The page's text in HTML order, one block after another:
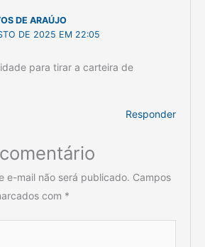
DE ARAÚJO
DE 2025 EM 22:05
para tirar a carteira de
Responder
e-mail não será publicado. Campos
com *